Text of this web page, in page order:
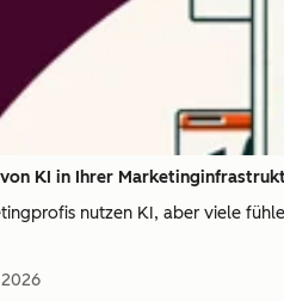
KI in Ihrer
nutzen KI, aber viele
2026